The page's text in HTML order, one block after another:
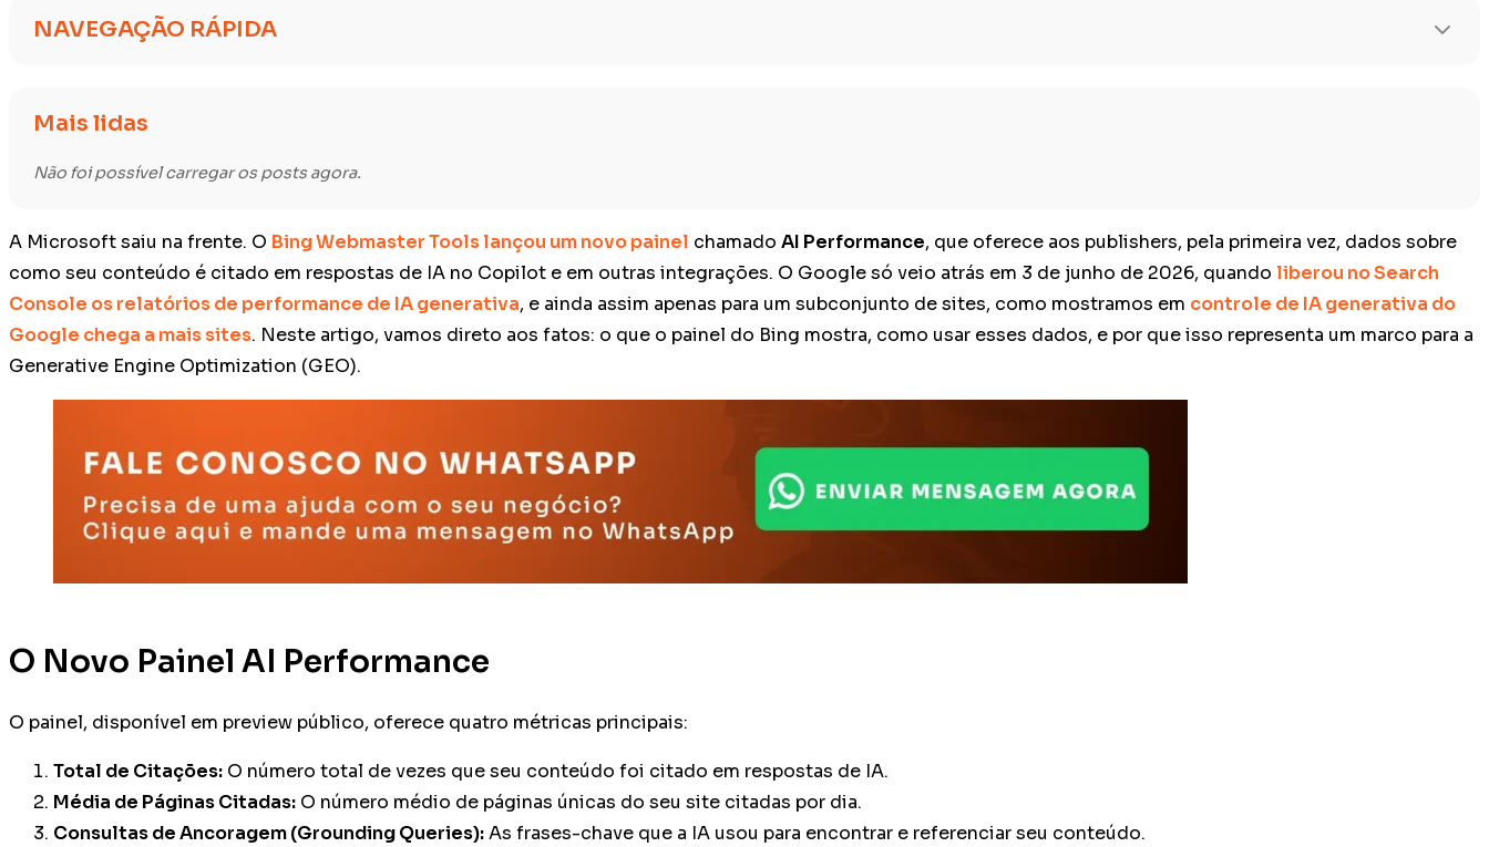
NAVEGAÇÃO RÁPIDA
Mais lidas
Não foi possível carregar os posts agora.
A Microsoft saiu na frente. O Bing Webmaster Tools lançou um novo painel chamado AI Performance, que oferece aos publishers, pela primeira vez, dados sobre
como seu conteúdo é citado em respostas de IA no Copilot e em outras integrações. O Google só veio atrás em 3 de junho de 2026, quando liberou no Search
Console os relatórios de performance de IA generativa, e ainda assim apenas para um subconjunto de sites, como mostramos em controle de IA generativa do
Google chega a mais sites. Neste artigo, vamos direto aos fatos: o que o painel do Bing mostra, como usar esses dados, e por que isso representa um marco para a
Generative Engine Optimization (GEO).
O Novo Painel AI Performance
O painel, disponível em preview público, oferece quatro métricas principais:
Total de Citações: O número total de vezes que seu conteúdo foi citado em respostas de IA.
Média de Páginas Citadas: O número médio de páginas únicas do seu site citadas por dia.
Consultas de Ancoragem (Grounding Queries):As frases-chave que a IA usou para encontrar e referenciar seu conteúdo.